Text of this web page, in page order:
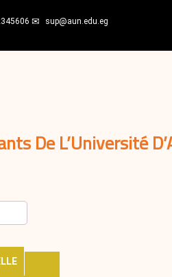
sup@aun.edu.eg
De L’Université